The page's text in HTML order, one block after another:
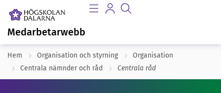
Medarbetarwebb
Hem Organisation och styrning
Organisation
Centrala nämnder och råd
Centrala råd